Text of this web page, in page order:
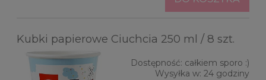
Kubki papierowe Ciuchcia 250 ml / 8 szt.
Dostępność: całkiem sporo :)
Wysyłka w: 24 godziny